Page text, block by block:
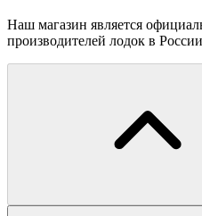
Наш магазин является
производителей лодок в России